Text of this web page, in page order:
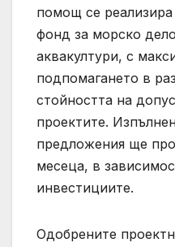
помощ се
фонд за морско
аквакултури, с
подпомагането в
стойността на
проектите.
предложения ще
месеца, в
инвестициите.
Одобрените